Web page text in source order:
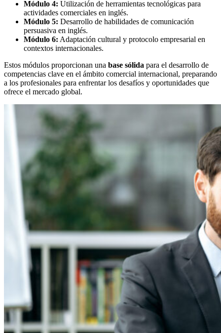
Módulo 4: Utilización de herramientas tecnológicas para
actividades comerciales en inglés.
Módulo 5: Desarrollo de habilidades de comunicación
persuasiva en inglés.
Módulo 6: Adaptación cultural y protocolo empresarial en
contextos internacionales.
Estos módulos proporcionan una base sólida para el desarrollo de
competencias clave en el ámbito comercial internacional, preparando
a los profesionales para enfrentar los desafíos y oportunidades que
ofrece el mercado global.